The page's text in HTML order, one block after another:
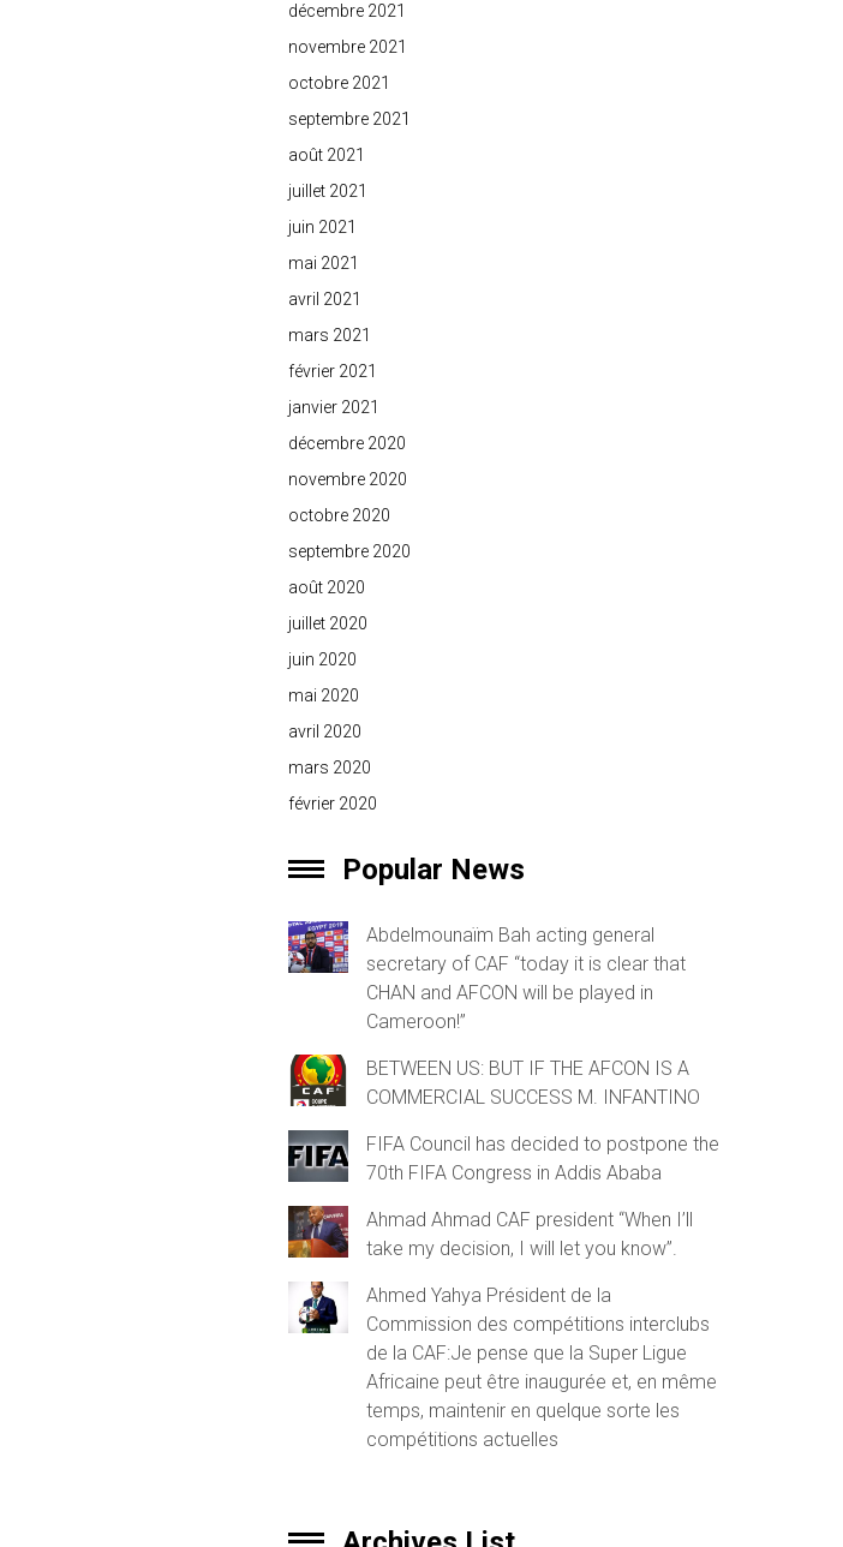
décembre 2021
novembre 2021
octobre 2021
septembre 2021
août 2021
juillet 2021
juin 2021
mai 2021
avril 2021
mars 2021
février 2021
janvier 2021
décembre 2020
novembre 2020
octobre 2020
septembre 2020
août 2020
juillet 2020
juin 2020
mai 2020
avril 2020
mars 2020
février 2020
Popular News
Abdelmounaïm Bah acting general
secretary of CAF “today it is clear that
CHAN and AFCON will be played in
Cameroon!”
BETWEEN US: BUT IF THE AFCON IS A
COMMERCIAL SUCCESS M. INFANTINO
FIFA Council has decided to postpone the
70th FIFA Congress in Addis Ababa
Ahmad Ahmad CAF president “When I’ll
take my decision, I will let you know”.
Ahmed Yahya Président de la
Commission des compétitions interclubs
de la CAF:Je pense que la Super Ligue
Africaine peut être inaugurée et, en même
temps, maintenir en quelque sorte les
compétitions actuelles